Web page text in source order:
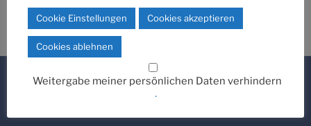
Cookie Einstellungen Cookies akzeptieren
Cookies ablehnen
Weitergabe meiner persönlichen Daten verhindern
.